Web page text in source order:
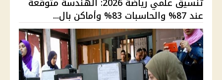
عند 87% والحاسبات 83% وأماكن بال...